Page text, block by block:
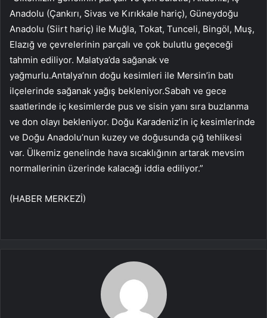
Anadolu (Çankırı, Sivas ve Kırıkkale hariç), Güneydoğu
Anadolu (Siirt hariç) ile Muğla, Tokat, Tunceli, Bingöl, Muş,
Elazığ ve çevrelerinin parçalı ve çok bulutlu geçeceği
tahmin ediliyor. Malatya’da sağanak ve
yağmurlu.Antalya’nın doğu kesimleri ile Mersin’in batı
ilçelerinde sağanak yağış bekleniyor.Sabah ve gece
saatlerinde iç kesimlerde pus ve sisin yanı sıra buzlanma
ve don olayı bekleniyor. Doğu Karadeniz’in iç kesimlerinde
ve Doğu Anadolu’nun kuzey ve doğusunda çığ tehlikesi
var. Ülkemiz genelinde hava sıcaklığının artarak mevsim
normallerinin üzerinde kalacağı iddia ediliyor.”
(HABER MERKEZİ)